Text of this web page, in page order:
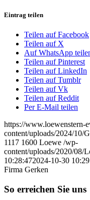
Eintrag teilen
Teilen auf Facebook
Teilen auf X
Auf WhatsApp
Teilen auf Pinterest
Teilen auf LinkedIn
Teilen auf Tumblr
Teilen auf Vk
Teilen auf Reddit
Per E-Mail teilen
https://www.loewenstern-
content/uploads/2024/10/
1117 1600 Loewe /wp-
content/uploads/2020/08/
10:28:472024-10-30
Firma Gerken
So erreichen Sie uns